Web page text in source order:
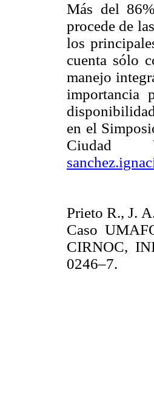
Más del
procede de
los
cuenta sólo
manejo
importancia
en el
Ciudad
Prieto R., J.
Caso
CIRNOC,
0246–7.